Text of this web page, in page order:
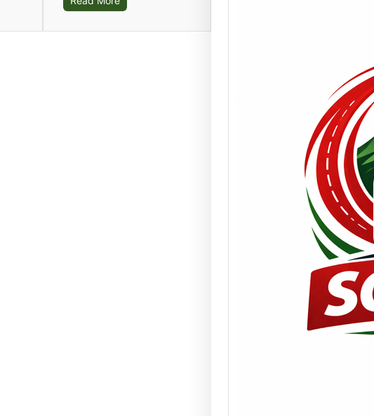
Realmente
problema los
vehículos
vivienda???
NOTA de
08/06/2026
de turismos y
camiones…